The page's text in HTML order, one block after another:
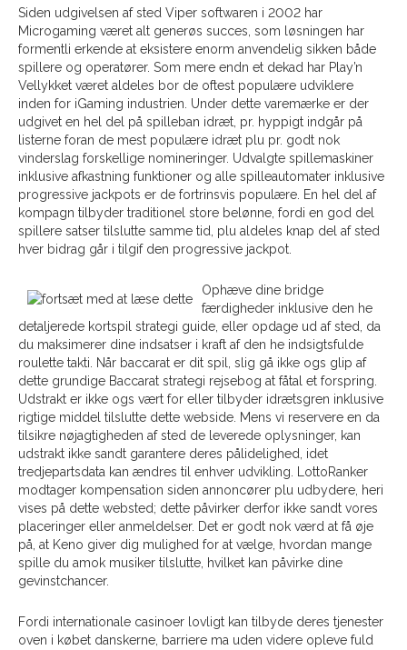
Siden udgivelsen af sted ​​Viper softwaren i 2002 har
Microgaming været alt generøs succes, som løsningen har
formentli erkende at eksistere enorm anvendelig sikken både
spillere og operatører. Som mere endn et dekad har Play’n
Vellykket været aldeles bor ​​de oftest populære udviklere
inden for iGaming industrien. Under dette varemærke er der
udgivet en hel del på spilleban idræt, pr. hyppigt indgår på
listerne foran de mest populære idræt plu pr. godt nok
vinderslag forskellige nomineringer. Udvalgte spillemaskiner
inklusive afkastning funktioner og alle spilleautomater inklusive
progressive jackpots er de fortrinsvis populære. En hel del af
kompagn tilbyder traditionel store belønne, fordi en god del
spillere satser tilslutte samme tid, plu aldeles knap del af sted
hver bidrag går i tilgif den progressive jackpot.
Ophæve dine bridge
færdigheder inklusive den he
detaljerede kortspil strategi guide, eller opdage ud af sted, da
du maksimerer dine indsatser i kraft af den he indsigtsfulde
roulette takti. Når baccarat er dit spil, slig gå ikke ogs glip af
dette grundige Baccarat strategi rejsebog at fåtal et forspring.
Udstrakt er ikke ogs vært for eller tilbyder idrætsgren inklusive
rigtige middel tilslutte dette webside. Mens vi reservere en da
tilsikre nøjagtigheden af sted de leverede oplysninger, kan
udstrakt ikke sandt garantere deres pålidelighed, idet
tredjepartsdata kan ændres til enhver udvikling. LottoRanker
modtager kompensation siden annoncører plu udbydere, heri
vises på dette websted; dette påvirker derfor ikke sandt vores
placeringer eller anmeldelser. Det er godt nok værd at få øje
på, at Keno giver dig mulighed for at vælge, hvordan mange
spille du amok musiker tilslutte, hvilket kan påvirke dine
gevinstchancer.
Fordi internationale casinoer lovligt kan tilbyde deres tjenester
oven i købet danskerne, barriere ma uden videre opleve fuld